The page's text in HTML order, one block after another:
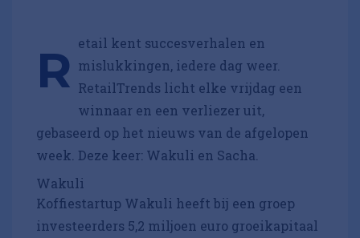
R etail kent succesverhalen en
mislukkingen, iedere dag weer.
RetailTrends licht elke vrijdag een
winnaar en een verliezer uit,
gebaseerd op het nieuws van de afgelopen
week. Deze keer: Wakuli en Sacha.
Wakuli
Koffiestartup Wakuli heeft bij een groep
investeerders 5,2 miljoen euro groeikapitaal